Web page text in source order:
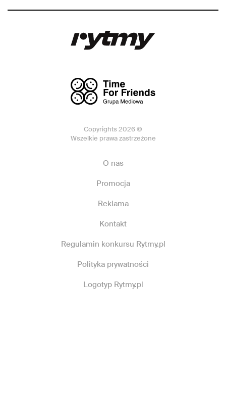
Copyrights 2026 ©
Wszelkie prawa zastrzeżone
O nas
Promocja
Reklama
Kontakt
Regulamin konkursu Rytmy.pl
Polityka prywatności
Logotyp Rytmy.pl